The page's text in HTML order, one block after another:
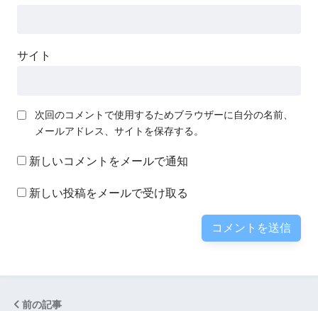
サイト
次回のコメントで使用するためブラウザーに自分の名前、
メールアドレス、サイトを保存する。
新しいコメントをメールで通知
新しい投稿をメールで受け取る
前の記事